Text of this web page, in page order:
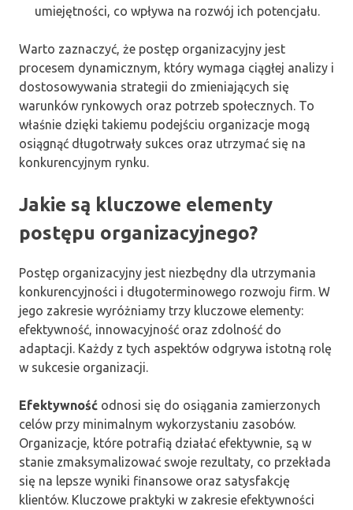
umiejętności, co wpływa na rozwój ich potencjału.
Warto zaznaczyć, że postęp organizacyjny jest
procesem dynamicznym, który wymaga ciągłej analizy i
dostosowywania strategii do zmieniających się
warunków rynkowych oraz potrzeb społecznych. To
właśnie dzięki takiemu podejściu organizacje mogą
osiągnąć długotrwały sukces oraz utrzymać się na
konkurencyjnym rynku.
Jakie są kluczowe elementy
postępu organizacyjnego?
Postęp organizacyjny jest niezbędny dla utrzymania
konkurencyjności i długoterminowego rozwoju firm. W
jego zakresie wyróżniamy trzy kluczowe elementy:
efektywność, innowacyjność oraz zdolność do
adaptacji. Każdy z tych aspektów odgrywa istotną rolę
w sukcesie organizacji.
Efektywność odnosi się do osiągania zamierzonych
celów przy minimalnym wykorzystaniu zasobów.
Organizacje, które potrafią działać efektywnie, są w
stanie zmaksymalizować swoje rezultaty, co przekłada
się na lepsze wyniki finansowe oraz satysfakcję
klientów. Kluczowe praktyki w zakresie efektywności